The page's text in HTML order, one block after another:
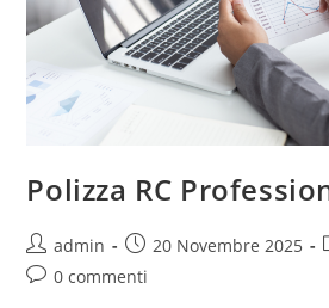
Polizza RC
admin 20 Novembre 2025
0 commenti